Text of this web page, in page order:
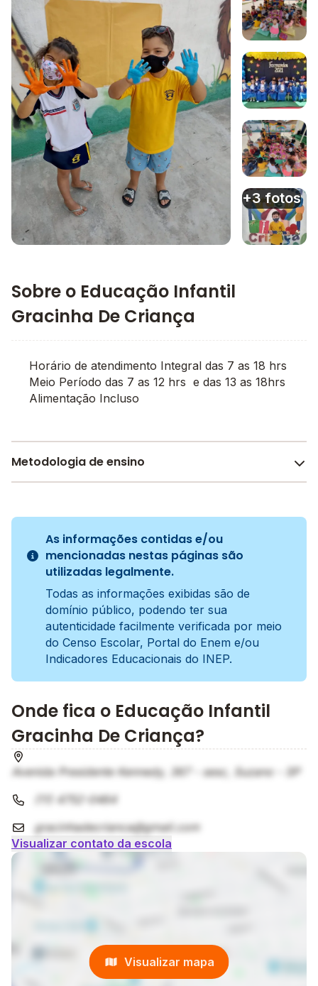
Imagem 1
Imagem 2
Imagem 3
+3 fotos
Sobre o Educação Infantil
Gracinha De Criança
Horário de atendimento Integral das 7 as 18 hrs
Meio Período das 7 as 12 hrs e das 13 as 18hrs
Alimentação Incluso
Metodologia de ensino
A metodologia é um conjunto de métodos e práticas
adotados pela escola no processo de ensino e
aprendizagem do aluno.
As informações contidas e/ou
mencionadas nestas páginas são
utilizadas legalmente.
Todas as informações exibidas são de
domínio público, podendo ter sua
autenticidade facilmente verificada por meio
do Censo Escolar, Portal do Enem e/ou
Indicadores Educacionais do INEP.
Onde fica o Educação Infantil
Gracinha De Criança?
Avenida Presidente Kennedy, 367 - sesc, Suzano - SP
(11) 4752-0464
gracinhadecrianca@gmail.com
Visualizar contato da escola
Visualizar mapa